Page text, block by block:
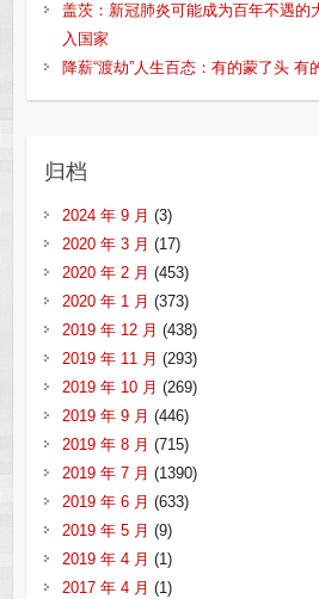
盖茨：新冠肺炎可能成为百年不遇的
入国家
降薪“渡劫”人生百态：有的蒙了头 有
归档
2024 年 9 月 (3)
2020 年 3 月 (17)
2020 年 2 月 (453)
2020 年 1 月 (373)
2019 年 12 月 (438)
2019 年 11 月 (293)
2019 年 10 月 (269)
2019 年 9 月 (446)
2019 年 8 月 (715)
2019 年 7 月 (1390)
2019 年 6 月 (633)
2019 年 5 月 (9)
2019 年 4 月 (1)
2017 年 4 月 (1)